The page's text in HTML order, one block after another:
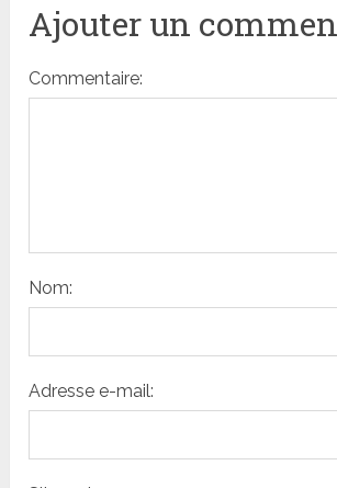
Ajouter un
Commentaire:
Nom:
Adresse e-mail: